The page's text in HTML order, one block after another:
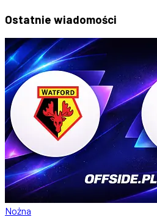
Ostatnie wiadomości
Nożna